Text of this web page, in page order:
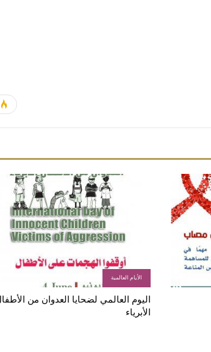
الأيام العالمية
اليوم العالمي لضحايا العدوان من
الأبرياء